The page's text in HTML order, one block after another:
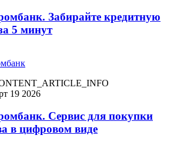
Забирайте кредитную
5 минут
19 2026
Сервис для покупки
в цифровом виде